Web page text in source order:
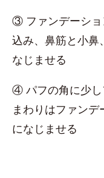
③ ファンデーショ
込み、鼻筋と小鼻
なじませる
④ パフの角に少し
まわりはファンデ
になじませる